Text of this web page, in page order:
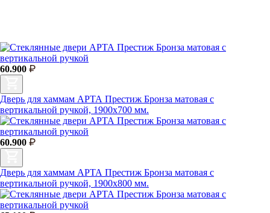
60.900
Дверь для хаммам АРТА Престиж Бронза матовая с
вертикальной ручкой, 1900х700 мм.
60.900
Дверь для хаммам АРТА Престиж Бронза матовая с
вертикальной ручкой, 1900х800 мм.